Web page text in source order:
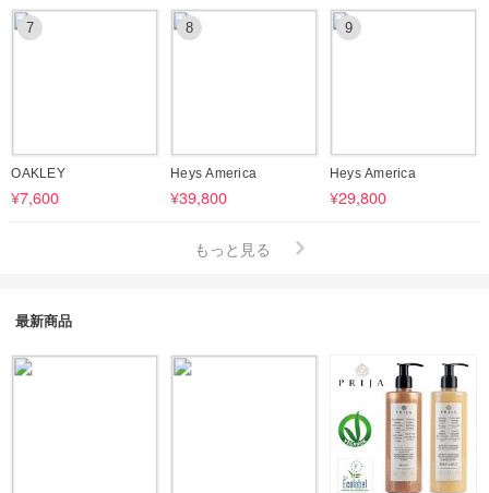
7
OAKLEY
¥7,600
8
Heys America
¥39,800
9
Heys America
¥29,800
もっと見る
最新商品